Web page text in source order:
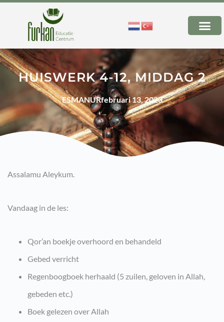
HUISWERK 4-12, MIDDAG 2
ESMANURfebruari 13, 2023
Assalamu Aleykum.
Vandaag in de les:
Qor’an boekje overhoord en behandeld
Gebed verricht
Regenboogboek herhaald (5 zuilen, geloven in Allah,
gebeden etc.)
Boek gelezen over Allah